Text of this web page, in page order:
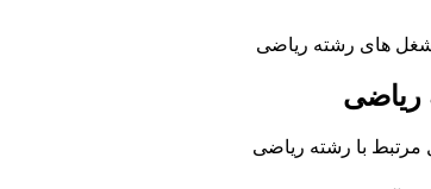
های رشته ریاضی